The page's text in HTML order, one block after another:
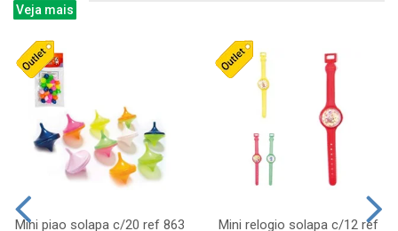
Veja mais
Mini piao solapa c/20 ref 863
Mini relogio solapa c/12 ref